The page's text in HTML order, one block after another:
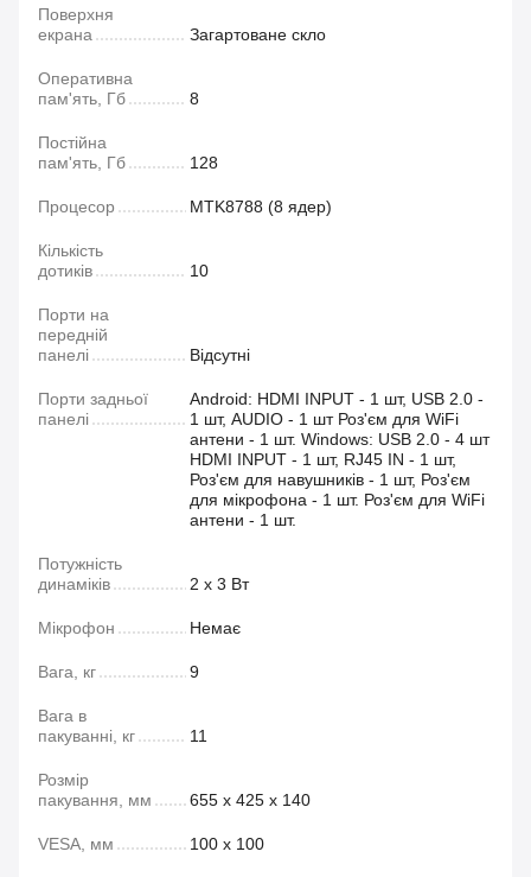
Поверхня
екрана
Загартоване скло
Оперативна
пам'ять, Гб
8
Постійна
пам'ять, Гб
128
Процесор MTK8788 (8 ядер)
Кількість
дотиків
10
Порти на
передній
панелі
Відсутні
Порти задньої
панелі
Android: HDMI INPUT - 1 шт, USB 2.0 -
1 шт, AUDIO - 1 шт Роз'єм для WiFi
антени - 1 шт. Windows: USB 2.0 - 4 шт
HDMI INPUT - 1 шт, RJ45 IN - 1 шт,
Роз'єм для навушників - 1 шт, Роз'єм
для мікрофона - 1 шт. Роз'єм для WiFi
антени - 1 шт.
Потужність
динаміків
2 х 3 Вт
Мікрофон Немає
Вага, кг 9
Вага в
пакуванні, кг
11
Розмір
пакування, мм
655 х 425 х 140
VESA, мм 100 х 100